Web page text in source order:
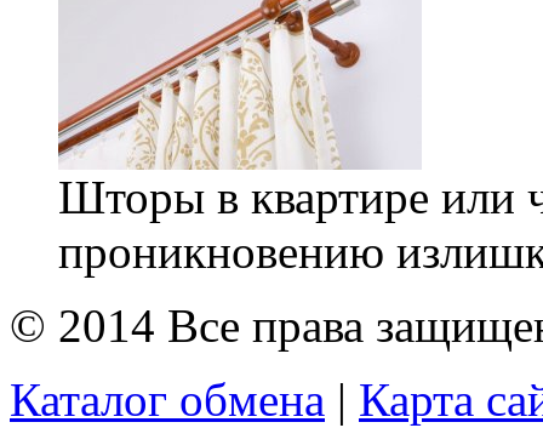
Шторы в квартире или
проникновению
© 2014 Все права
Каталог обмена | Карта